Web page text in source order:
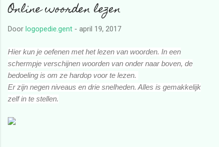
Online woorden lezen
Door logopedie.gent - april 19, 2017
Hierkun je oefenen met het lezen van woorden. In een
schermpje verschijnen woorden van onder naar boven, de
bedoeling is om ze hardop voor te lezen.
Er zijn negen niveaus en drie snelheden. Alles is gemakkelijk
zelf in te stellen.